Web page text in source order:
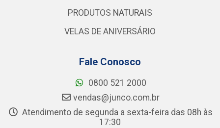
PRODUTOS NATURAIS
VELAS DE ANIVERSÁRIO
Fale Conosco
0800 521 2000
vendas@junco.com.br
Atendimento de segunda a sexta-feira das 08h às
17:30